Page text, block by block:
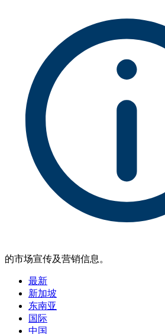
的市场宣传及营销信息。
最新
新加坡
东南亚
国际
中国